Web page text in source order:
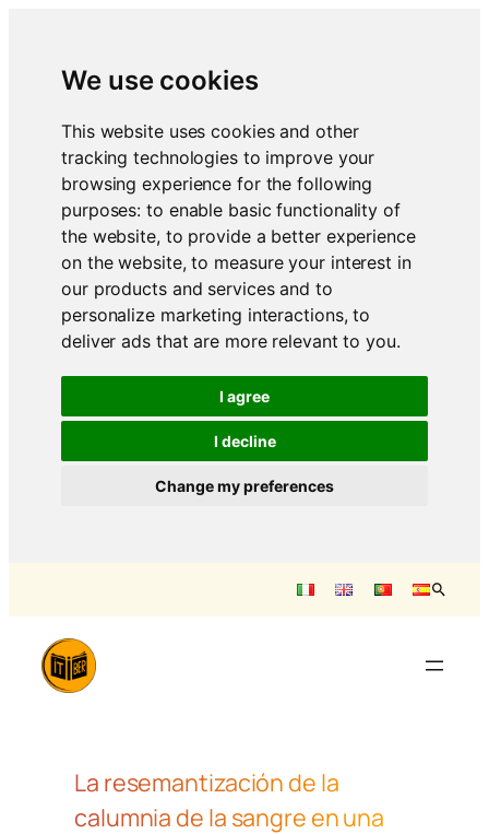
We use cookies
This website uses cookies and other
tracking technologies to improve your
browsing experience for the following
purposes:to enable basic functionality of
the website, to provide a better experience
on the website,to measure your interest in
our products and services and to
personalize marketing interactions,to
deliver ads that are more relevant to you.
I agree
I decline
Change my preferences
conteúdo
La resemantización de la
calumnia de la sangre en una